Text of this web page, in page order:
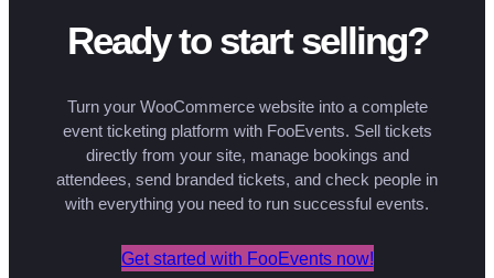
Ready to start selling?
Turn your WooCommerce website into a complete
event ticketing platform with FooEvents. Sell tickets
directly from your site, manage bookings and
attendees, send branded tickets, and check people in
with everything you need to run successful events.
Get started with FooEvents now!